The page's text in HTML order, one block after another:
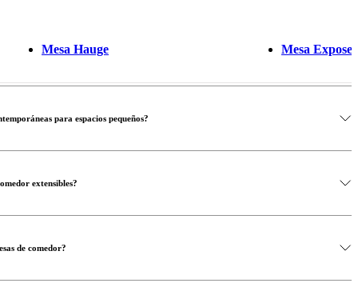
Mesa Hauge Mesa Expose
para espacios pequeños?
extensibles?
de comedor?